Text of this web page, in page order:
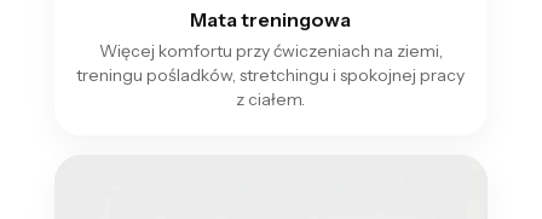
Mata treningowa
Więcej komfortu przy ćwiczeniach na ziemi,
treningu pośladków, stretchingu i spokojnej pracy
z ciałem.